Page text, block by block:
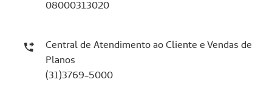
08000313020
Central de Atendimento ao Cliente e Vendas de
Planos
(31)3769-5000